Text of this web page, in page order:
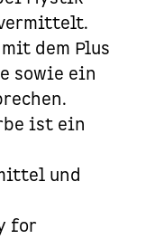
dem Plus
sowie ein
ist ein
und
for